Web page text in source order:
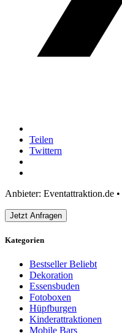
Teilen
Twittern
Anbieter: Eventattraktion.de •
Jetzt Anfragen
Kategorien
BestsellerBeliebt
Dekoration
Essensbuden
Fotoboxen
Hüpfburgen
Kinderattraktionen
Mobile Bars